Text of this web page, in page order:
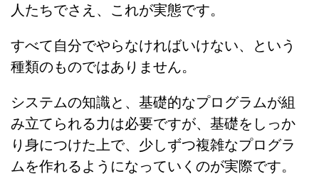
人たちでさえ、これが実態です。
すべて自分でやらなければいけない、という
種類のものではありません。
システムの知識と、基礎的なプログラムが組
み立てられる力は必要ですが、基礎をしっか
り身につけた上で、少しずつ複雑なプログラ
ムを作れるようになっていくのが実際です。